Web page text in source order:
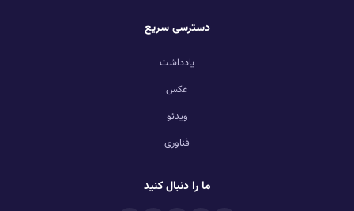
دسترسی سریع
یادداشت
عکس
ویدئو
فناوری
ما را دنبال کنید